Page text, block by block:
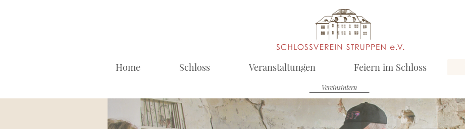
Home Schloss Veranstaltungen Feiern im Schloss
Vereinsintern